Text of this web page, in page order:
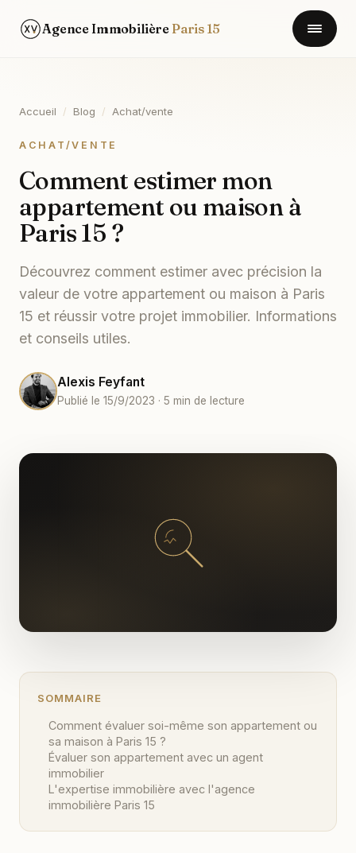
Agence Immobilière Paris 15
Accueil / Blog / Achat/vente
ACHAT/VENTE
Comment estimer mon
appartement ou maison à
Paris 15 ?
Découvrez comment estimer avec précision la
valeur de votre appartement ou maison à Paris
15 et réussir votre projet immobilier. Informations
et conseils utiles.
Alexis Feyfant
Publié le 15/9/2023 · 5 min de lecture
SOMMAIRE
Comment évaluer soi-même son appartement ou
sa maison à Paris 15 ?
Évaluer son appartement avec un agent
immobilier
L'expertise immobilière avec l'agence
immobilière Paris 15